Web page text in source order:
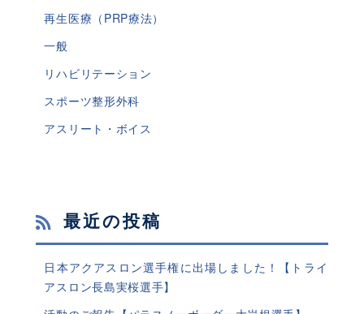
再生医療（PRP療法）
一般
リハビリテーション
スポーツ整形外科
アスリート・ボイス
最近の投稿
日本アクアスロン選手権に出場しました！【トライ
アスロン長島実桜選手】